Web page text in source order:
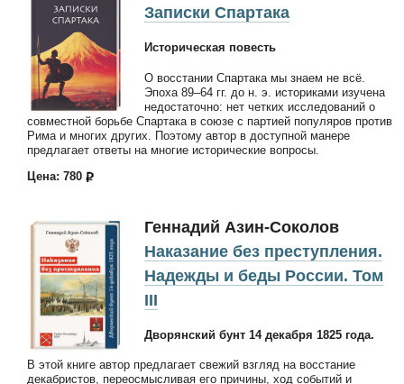
Записки Спартака
Историческая повесть
О восстании Спартака мы знаем не всё.
Эпоха 89–64 гг. до н. э. историками изучена
недостаточно: нет четких исследований о
совместной борьбе Спартака в союзе с партией популяров против
Рима и многих других. Поэтому автор в доступной манере
предлагает ответы на многие исторические вопросы.
Цена: 780
Геннадий Азин-Соколов
Наказание без преступления.
Надежды и беды России. Том
III
Дворянский бунт 14 декабря 1825 года.
В этой книге автор предлагает свежий взгляд на восстание
декабристов, переосмысливая его причины, ход событий и